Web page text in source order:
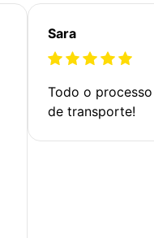
Sara
Todo o
de transporte!